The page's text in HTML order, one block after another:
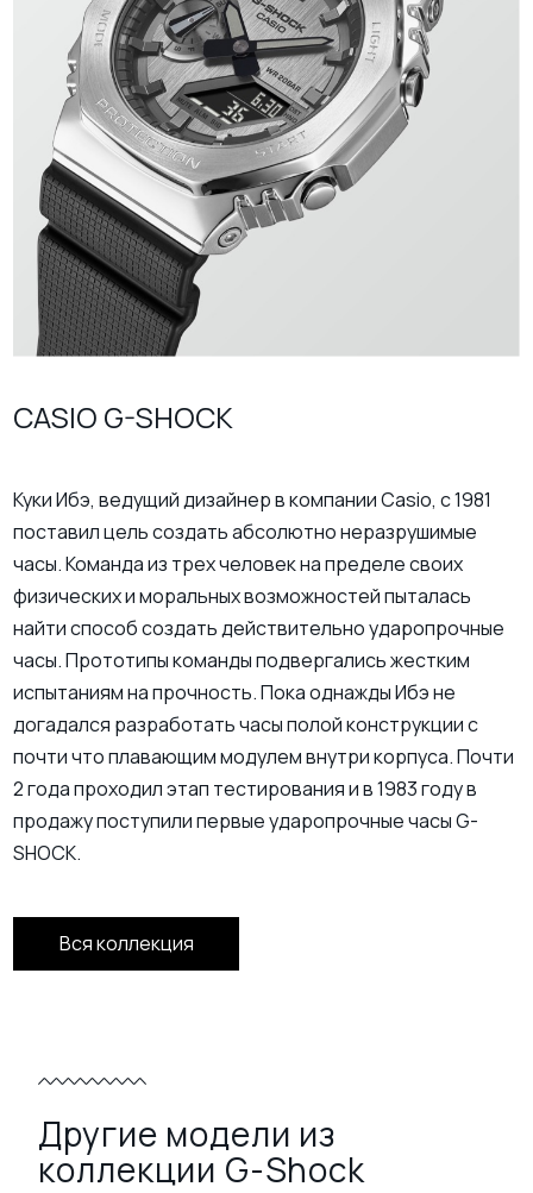
CASIO G-SHOCK
Куки Ибэ, ведущий дизайнер в компании Casio, с 1981
поставил цель создать абсолютно неразрушимые
часы. Команда из трех человек на пределе своих
физических и моральных возможностей пыталась
найти способ создать действительно ударопрочные
часы. Прототипы команды подвергались жестким
испытаниям на прочность. Пока однажды Ибэ не
догадался разработать часы полой конструкции с
почти что плавающим модулем внутри корпуса. Почти
2 года проходил этап тестирования и в 1983 году в
продажу поступили первые ударопрочные часы G-
SHOCK.
Вся коллекция
Другие модели из
коллекции G-Shock